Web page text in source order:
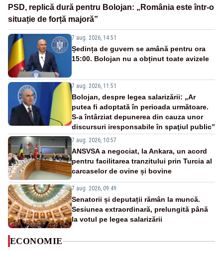
PSD, replică dură pentru Bolojan: „România este într-o
situație de forță majoră”
7 aug. 2026, 14:51
Ședința de guvern se amână pentru ora
15:00. Bolojan nu a obținut toate avizele
7 aug. 2026, 11:51
Bolojan, despre legea salarizării: „Ar
putea fi adoptată în perioada următoare.
S-a întârziat depunerea din cauza unor
discursuri iresponsabile în spaţiul public”
7 aug. 2026, 10:57
ANSVSA a negociat, la Ankara, un acord
pentru facilitarea tranzitului prin Turcia al
carcaselor de ovine și bovine
7 aug. 2026, 09:49
Senatorii și deputații rămân la muncă.
Sesiunea extraordinară, prelungită până
la votul pe legea salarizării
ECONOMIE